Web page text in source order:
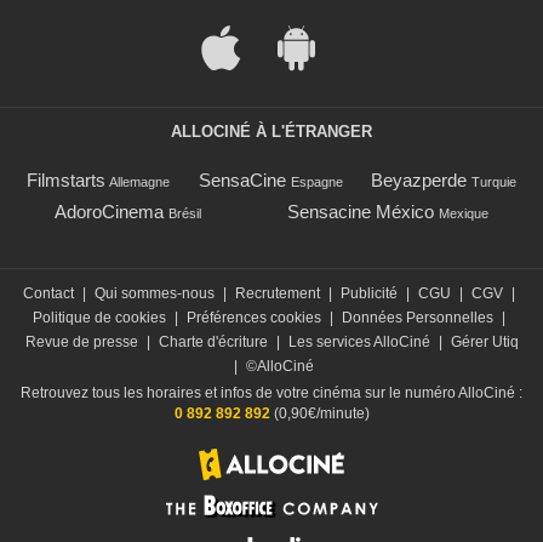
ALLOCINÉ À L'ÉTRANGER
Filmstarts Allemagne SensaCine Espagne Beyazperde Turquie
AdoroCinema Brésil Sensacine México Mexique
Contact Qui sommes-nous Recrutement Publicité CGU CGV
Politique de cookies
Préférences cookies Données Personnelles
Revue de presse
Charte d'écriture Les services AlloCiné
Gérer Utiq
©AlloCiné
Retrouvez tous les horaires et infos de votre cinéma sur le numéro AlloCiné :
0 892 892 892(0,90€/minute)